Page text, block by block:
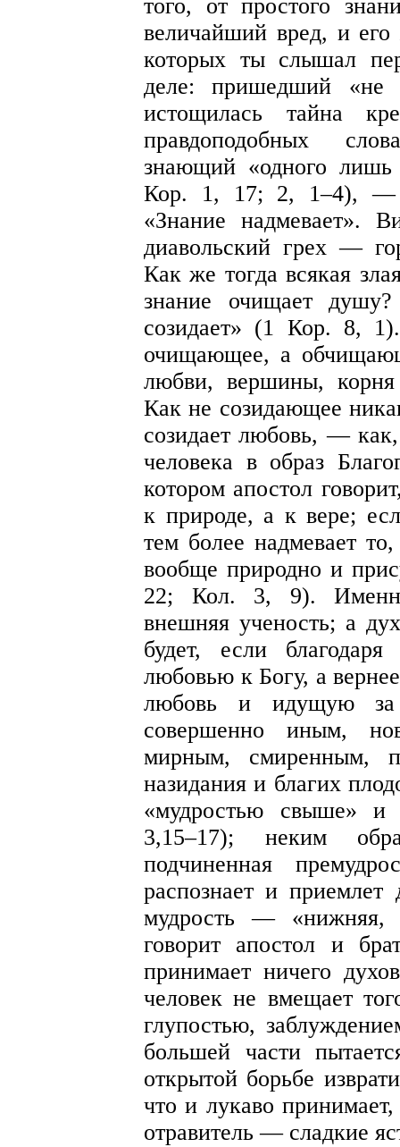
того, от простого
величайший вред, и
которых ты слышал
деле: пришедший «не
истощилась тайна
правдоподобных
знающий «одного лишь
Кор. 1, 17; 2, 1–4), —
«Знание надмевает».
диавольский грех —
Как же тогда всякая
знание очищает
созидает» (1 Кор. 8,
очищающее, а
любви, вершины, корня
Как не созидающее
созидает любовь, —
человека в образ
котором апостол
к природе, а к вере;
тем более надмевает
вообще природно и
22; Кол. 3, 9).
внешняя ученость; а
будет, если
любовью к Богу, а
любовь и идущую за
совершенно иным,
мирным, смиренным,
назидания и благих
«мудростью свыше» и
3,15–17); неким
подчиненная
распознает и
мудрость — «нижняя,
говорит апостол и
принимает ничего
человек не вмещает
глупостью,
большей части
открытой борьбе
что и лукаво
отравитель — сладкие